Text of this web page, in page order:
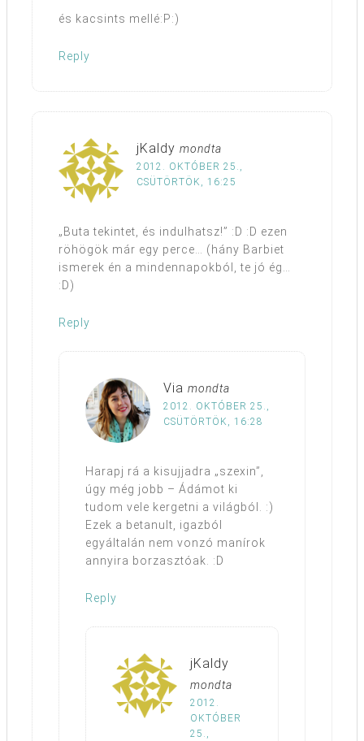
és kacsints mellé:P:)
Reply
jKaldy mondta
2012. OKTÓBER 25.,
CSÜTÖRTÖK, 16:25
„Buta tekintet, és indulhatsz!” :D :D ezen
röhögök már egy perce… (hány Barbiet
ismerek én a mindennapokból, te jó ég…
:D)
Reply
Via mondta
2012. OKTÓBER 25.,
CSÜTÖRTÖK, 16:28
Harapj rá a kisujjadra „szexin”,
úgy még jobb – Ádámot ki
tudom vele kergetni a világból. :)
Ezek a betanult, igazból
egyáltalán nem vonzó manírok
annyira borzasztóak. :D
Reply
jKaldy
mondta
2012.
OKTÓBER
25.,